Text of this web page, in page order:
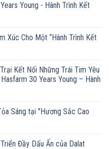
Young - Hành Trình Kết
Xúc Cho Một “Hành Trình Kết
Kết Nối Những Trái Tim Yêu
30 Years Young – Hành
Sáng tại "Hương Sắc Cao
Đầy Dấu Ấn của Dalat